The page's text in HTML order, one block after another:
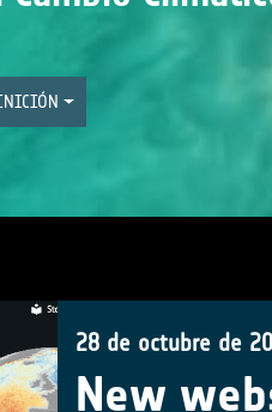
28 de octubre de
New